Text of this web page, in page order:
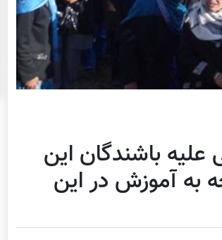
باشندگان این
به آموزش در این